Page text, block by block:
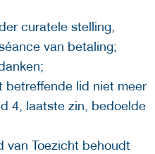
curatele stelling,
van betaling;
betreffende lid niet meer
4, laatste zin, bedoelde
van Toezicht behoudt